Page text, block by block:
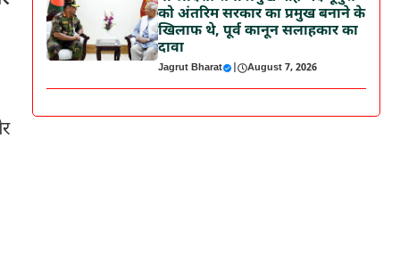
को अंतरिम सरकार का प्रमुख बनाने के
खिलाफ थे, पूर्व कानून सलाहकार का
दावा
Jagrut Bharat | August 7, 2026